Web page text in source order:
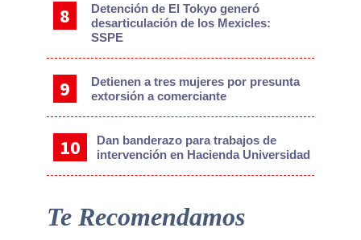
Detención de El Tokyo generó
desarticulación de los Mexicles:
SSPE
Detienen a tres mujeres por presunta
extorsión a comerciante
Dan banderazo para trabajos de
intervención en Hacienda Universidad
Te Recomendamos